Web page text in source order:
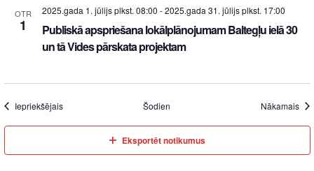
OTR
1
2025.gada 1. jūlijs plkst. 08:00 -2025.gada 31. jūlijs plkst. 17:00
Publiskā apspriešana lokālplānojumam Baltegļu ielā 30
un tā Vides pārskata projektam
Iepriekšējais Šodien Nākamais
Eksportēt notikumus